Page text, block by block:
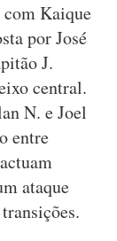
Kaique
por José
J.
central.
N. e Joel
entre
ataque